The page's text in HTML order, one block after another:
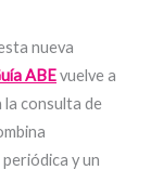
nueva
ABEvuelve a
consulta de
y un